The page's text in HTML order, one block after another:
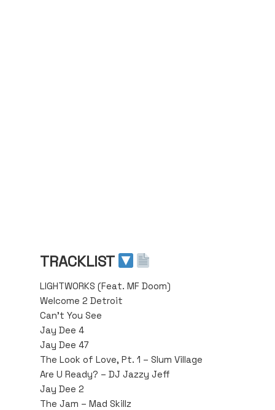
TRACKLIST
LIGHTWORKS (Feat. MF Doom)
Welcome 2 Detroit
Can’t You See
Jay Dee 4
Jay Dee 47
The Look of Love, Pt. 1 – Slum Village
Are U Ready? – DJ Jazzy Jeff
Jay Dee 2
The Jam – Mad Skillz